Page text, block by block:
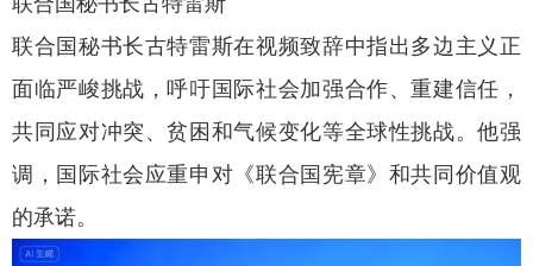
联合国秘书长古特雷斯在视频致辞中指出多边主义正
面临严峻挑战，呼吁国际社会加强合作、重建信任，
共同应对冲突、贫困和气候变化等全球性挑战。他强
调，国际社会应重申对《联合国宪章》和共同价值观
的承诺。